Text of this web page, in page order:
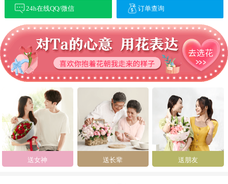
24h在线QQ/微信 订单查询
送女神 送长辈 送朋友